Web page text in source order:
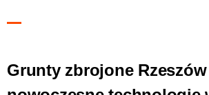
Grunty zbrojone